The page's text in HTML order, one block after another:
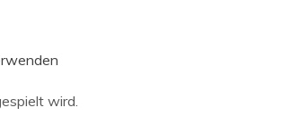
wird.